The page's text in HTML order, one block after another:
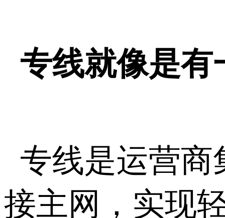
专线就像是有
专线是运营商
接主网，实现